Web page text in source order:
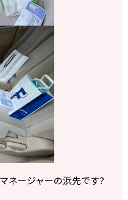
ネージャーの浜先です?